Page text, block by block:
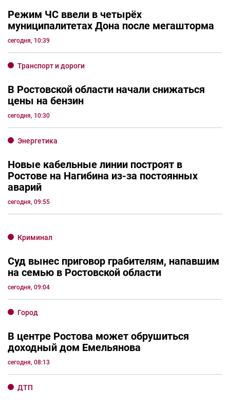
Режим ЧС ввели в четырёх
муниципалитетах Дона после мегашторма
сегодня, 10:39
Транспорт и дороги
В Ростовской области начали снижаться
цены на бензин